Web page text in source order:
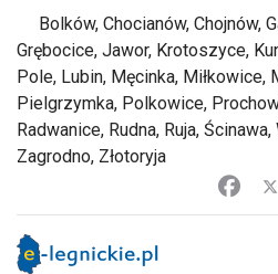
Bolków, Chocianów, Chojnów,
Grębocice, Jawor, Krotoszyce,
Pole, Lubin, Męcinka,
Pielgrzymka, Polkowice,
Radwanice, Rudna, Ruja,
Zagrodno, Złotoryja